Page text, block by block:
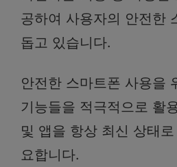
공하여 사용자의 안전한
돕고 있습니다.
안전한 스마트폰 사용을
기능들을 적극적으로 활
및 앱을 항상 최신 상태
요합니다.